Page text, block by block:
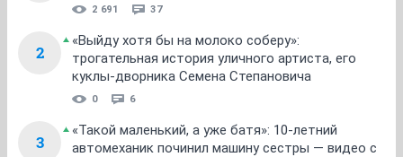
2 691 37
2
«Выйду хотя бы на молоко соберу»:
трогательная история уличного артиста, его
куклы-дворника Семена Степановича
0 6
3
«Такой маленький, а уже батя»: 10-летний
автомеханик починил машину сестры — видео с